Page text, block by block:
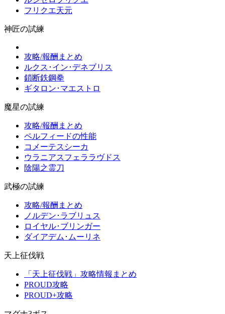
フリクエ天元
神匠の試練
攻略/報酬まとめ
ルクス･イン･デネブリス
鎖断鉄鋼拳
ギタロン･マエストロ
魔星の試練
攻略/報酬まとめ
ペルフィードの性能
コメーテスシーカ
ウラニアスフェララヴドス
陰陽之霊刀
武極の試練
攻略/報酬まとめ
ノルデン･ラブリュス
ロイヤル･ブリンガー
ダイアデム･ムーリネ
天上征伐戦
「天上征伐戦」攻略情報まとめ
PROUD攻略
PROUD+攻略